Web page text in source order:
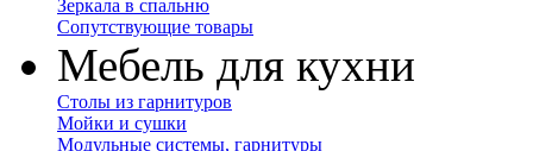
Зеркала в спальню
Сопутствующие товары
Мебель для кухни
Столы из гарнитуров
Мойки и сушки
Модульные системы, гарнитуры